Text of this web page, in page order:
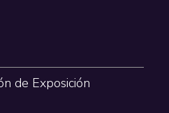
de Exposición